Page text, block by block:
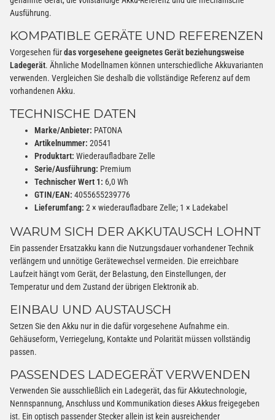
Ausführung.
KOMPATIBLE GERÄTE UND REFERENZEN
Vorgesehen fürdas vorgesehene geeignetes Gerät beziehungsweise
Ladegerät. Ähnliche Modellnamen können unterschiedliche Akkuvarianten
verwenden. Vergleichen Sie deshalb die vollständige Referenz auf dem
vorhandenen Akku.
TECHNISCHE DATEN
Marke/Anbieter: PATONA
Artikelnummer: 20541
Produktart: Wiederaufladbare Zelle
Serie/Ausführung: Premium
Technischer Wert 1: 6,0 Wh
GTIN/EAN: 4055655239776
Lieferumfang: 2 × wiederaufladbare Zelle; 1 × Ladekabel
WARUM SICH DER AKKUTAUSCH LOHNT
Ein passender Ersatzakku kann die Nutzungsdauer vorhandener Technik
verlängern und unnötige Gerätewechsel vermeiden. Die erreichbare
Laufzeit hängt vom Gerät, der Belastung, den Einstellungen, der
Temperatur und dem Zustand der übrigen Elektronik ab.
EINBAU UND AUSTAUSCH
Setzen Sie den Akku nur in die dafür vorgesehene Aufnahme ein.
Gehäuseform, Verriegelung, Kontakte und Polarität müssen vollständig
passen.
PASSENDES LADEGERÄT VERWENDEN
Verwenden Sie ausschließlich ein Ladegerät, das für Akkutechnologie,
Nennspannung, Anschluss und Kommunikation dieses Akkus freigegeben
ist. Ein optisch passender Stecker allein ist kein ausreichender